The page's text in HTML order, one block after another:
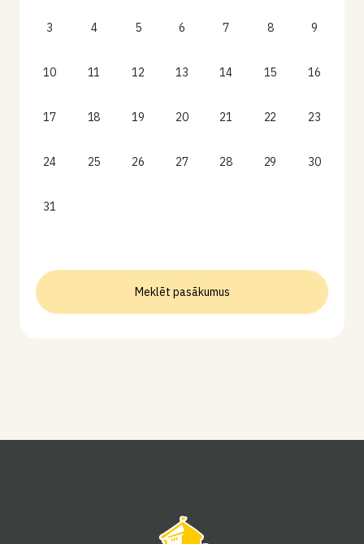
3 4 5 6 7 8 9
10 11 12 13 14 15 16
17 18 19 20 21 22 23
24 25 26 27 28 29 30
31
Meklēt pasākumus